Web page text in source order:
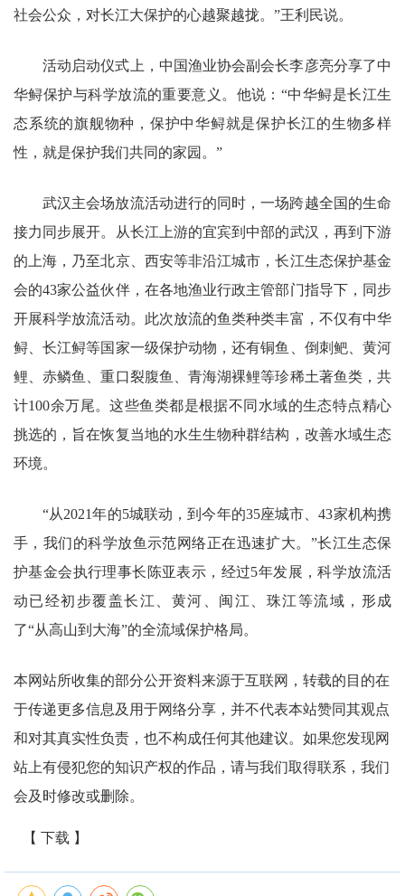
社会公众，对长江大保护的心越聚越拢。”王利民说。
活动启动仪式上，中国渔业协会副会长李彦亮分享了中
华鲟保护与科学放流的重要意义。他说：“中华鲟是长江生
态系统的旗舰物种，保护中华鲟就是保护长江的生物多样
性，就是保护我们共同的家园。”
武汉主会场放流活动进行的同时，一场跨越全国的生命
接力同步展开。从长江上游的宜宾到中部的武汉，再到下游
的上海，乃至北京、西安等非沿江城市，长江生态保护基金
会的43家公益伙伴，在各地渔业行政主管部门指导下，同步
开展科学放流活动。此次放流的鱼类种类丰富，不仅有中华
鲟、长江鲟等国家一级保护动物，还有铜鱼、倒刺鲃、黄河
鲤、赤鳞鱼、重口裂腹鱼、青海湖裸鲤等珍稀土著鱼类，共
计100余万尾。这些鱼类都是根据不同水域的生态特点精心
挑选的，旨在恢复当地的水生生物种群结构，改善水域生态
环境。
“从2021年的5城联动，到今年的35座城市、43家机构携
手，我们的科学放鱼示范网络正在迅速扩大。”长江生态保
护基金会执行理事长陈亚表示，经过5年发展，科学放流活
动已经初步覆盖长江、黄河、闽江、珠江等流域，形成
了“从高山到大海”的全流域保护格局。
本网站所收集的部分公开资料来源于互联网，转载的目的在
于传递更多信息及用于网络分享，并不代表本站赞同其观点
和对其真实性负责，也不构成任何其他建议。如果您发现网
站上有侵犯您的知识产权的作品，请与我们取得联系，我们
会及时修改或删除。
【 下载 】